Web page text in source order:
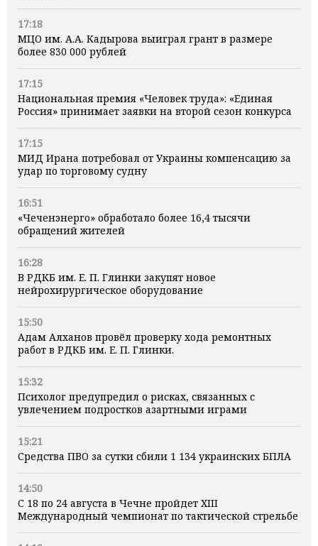
17:18
МЦО им. А.А. Кадырова выиграл грант в размере
более 830 000 рублей
17:15
Национальная премия «Человек труда»: «Единая
Россия» принимает заявки на второй сезон конкурса
17:15
МИД Ирана потребовал от Украины компенсацию за
удар по торговому судну
16:51
«Чеченэнерго» обработало более 16,4 тысячи
обращений жителей
16:28
В РДКБ им. Е. П. Глинки закупят новое
нейрохирургическое оборудование
15:50
Адам Алханов провёл проверку хода ремонтных
работ в РДКБ им. Е. П. Глинки.
15:32
Психолог предупредил о рисках, связанных с
увлечением подростков азартными играми
15:21
Средства ПВО за сутки сбили 1 134 украинских БПЛА
14:50
С 18 по 24 августа в Чечне пройдет XIII
Международный чемпионат по тактической стрельбе